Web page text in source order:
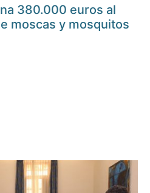
380.000 euros al
moscas y mosquitos